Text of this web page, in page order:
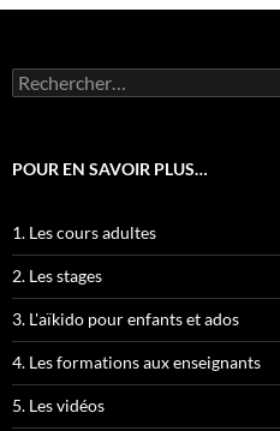
Rechercher :
POUR EN SAVOIR PLUS…
1. Les cours adultes
2. Les stages
3. L'aïkido pour enfants et ados
4. Les formations aux enseignants
5. Les vidéos